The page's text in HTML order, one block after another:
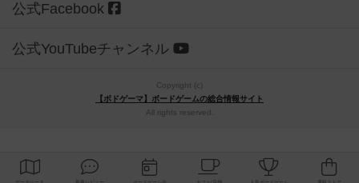
公式Facebook
公式YouTubeチャンネル
Copyright (c)
【ボドゲーマ】ボードゲームの総合情報サイト
All rights reserved.